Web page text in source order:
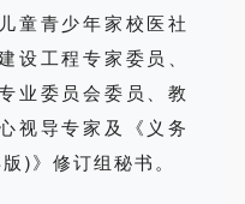
童青少年家校医社
设工程专家委员、
业委员会委员、教
视导专家及《义务
)》修订组秘书。